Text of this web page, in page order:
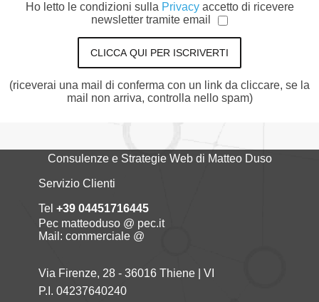
Ho letto le condizioni sulla Privacy accetto di ricevere
newsletter tramite email
CLICCA QUI PER ISCRIVERTI
(riceverai una mail di conferma con un link da cliccare, se la
mail non arriva, controlla nello spam)
Consulenze e Strategie Web di Matteo Duso
Servizio Clienti
Tel +39 04451716445
Pec matteoduso @ pec.it
Mail: commerciale @
Via Firenze, 28 - 36016 Thiene | VI
P.I. 04237640240